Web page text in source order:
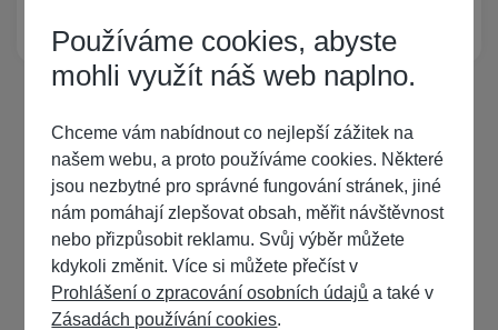
Žádný registrovaný uživatel si neprohlíží tuto stránku
Používáme cookies, abyste
mohli využít náš web naplno.
Chceme vám nabídnout co nejlepší zážitek na
našem webu, a proto používáme cookies. Některé
jsou nezbytné pro správné fungování stránek, jiné
nám pomáhají zlepšovat obsah, měřit návštěvnost
nebo přizpůsobit reklamu. Svůj výběr můžete
kdykoli změnit. Více si můžete přečíst v
Prohlášení o zpracování osobních údajů a také v
Zásadách používání cookies.